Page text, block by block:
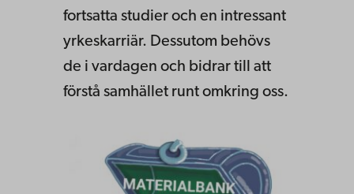
fortsatta studier och en intressant
yrkeskarriär. Dessutom behövs
de i vardagen och bidrar till att
förstå samhället runt omkring oss.